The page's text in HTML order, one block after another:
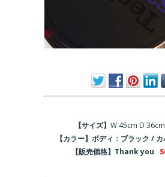
【サイズ】 W 45cm D
【カラー】ボディ：ブラック /
【販売価格】Thank you